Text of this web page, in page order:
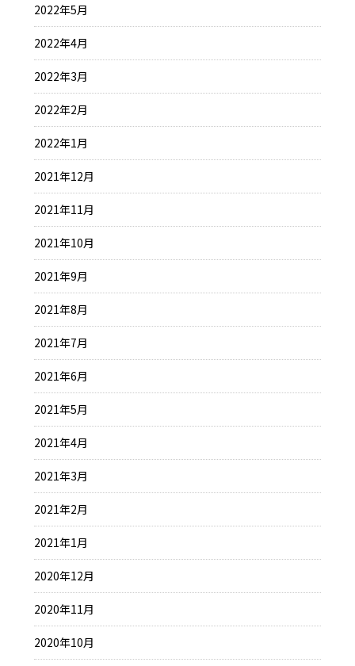
2022年5月
2022年4月
2022年3月
2022年2月
2022年1月
2021年12月
2021年11月
2021年10月
2021年9月
2021年8月
2021年7月
2021年6月
2021年5月
2021年4月
2021年3月
2021年2月
2021年1月
2020年12月
2020年11月
2020年10月